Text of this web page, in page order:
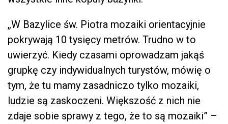
„W Bazylice św. Piotra mozaiki orientacyjnie
pokrywają 10 tysięcy metrów. Trudno w to
uwierzyć. Kiedy czasami oprowadzam jakąś
grupkę czy indywidualnych turystów, mówię o
tym, że tu mamy zasadniczo tylko mozaiki,
ludzie są zaskoczeni. Większość z nich nie
zdaje sobie sprawy z tego, że to są mozaiki” –